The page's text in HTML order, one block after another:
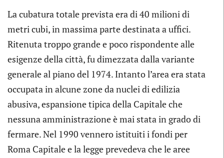
La cubatura totale prevista era di 40 milioni di
metri cubi, in massima parte destinata a uffici.
Ritenuta troppo grande e poco rispondente alle
esigenze della città, fu dimezzata dalla variante
generale al piano del 1974. Intanto l’area era stata
occupata in alcune zone da nuclei di edilizia
abusiva, espansione tipica della Capitale che
nessuna amministrazione è mai stata in grado di
fermare. Nel 1990 vennero istituiti i fondi per
Roma Capitale e la legge prevedeva che le aree